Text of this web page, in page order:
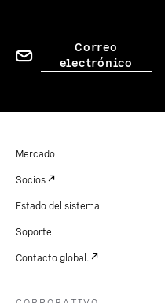
Correo
electrónico
Mercado
Socios
Estado del sistema
Soporte
Contacto global.